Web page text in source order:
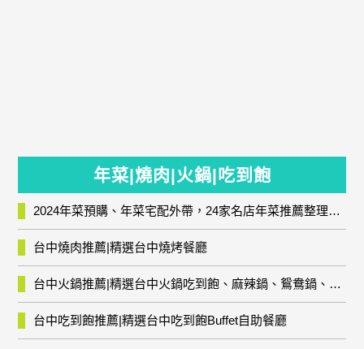
年菜|燒肉|火鍋|吃到飽
2024年菜預購、年菜宅配外帶，24家名店年菜推薦整理，圍爐輕鬆上菜團圓趣
台中燒肉推薦|精選台中燒烤餐廳
台中火鍋推薦|精選台中火鍋吃到飽、麻辣鍋、鴛鴦鍋、石頭火鍋、酸菜白肉鍋、海鮮鍋、燒酒雞、麻油雞、壽喜燒等熱門人氣火鍋店!
台中吃到飽推薦|精選台中吃到飽Buffet自助餐廳